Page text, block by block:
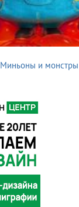
Миньоны и монстры